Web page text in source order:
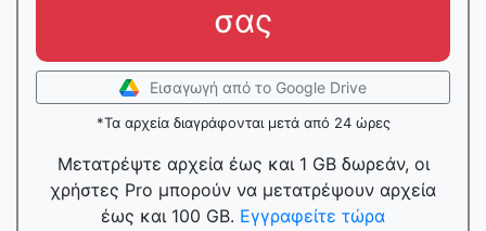
σας
Εισαγωγή από το Google Drive
*Τα αρχεία διαγράφονται μετά από 24 ώρες
Μετατρέψτε αρχεία έως και 1 GB δωρεάν, οι
χρήστες Pro μπορούν να μετατρέψουν αρχεία
έως και 100 GB. Εγγραφείτε τώρα